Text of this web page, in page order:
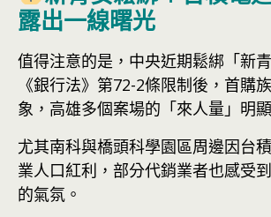
露出一線曙光
值得注意的是，中央近期鬆綁「新
《銀行法》第72-2條限制後，首購
象，高雄多個案場的「來人量」明
尤其南科與橋頭科學園區周邊因台
業人口紅利，部分代銷業者也感受
的氣氛。